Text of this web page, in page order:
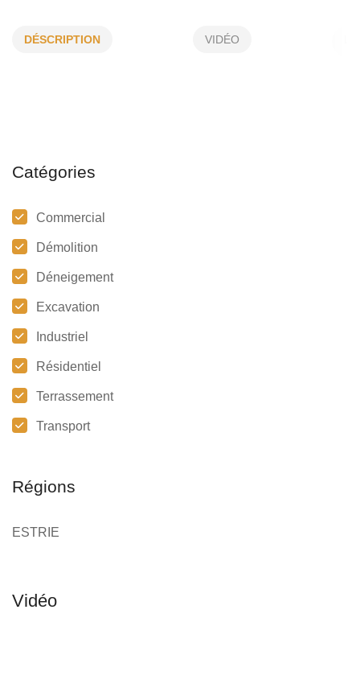
ALAIN PRÉFONTAINE ENR
DÉSCRIPTION VIDÉO
Catégories
Commercial
Démolition
Déneigement
Excavation
Industriel
Résidentiel
Terrassement
Transport
Régions
ESTRIE